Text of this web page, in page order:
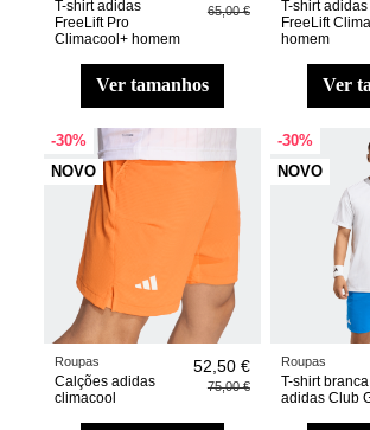
T-shirt adidas
FreeLift Pro
Climacool+ homem
65,00 €
ver tamanhos
T-shirt adidas
FreeLift
homem
ver
-30%
NOVO
Roupas
Calções adidas
climacool
52,50 €
75,00 €
-30%
NOVO
Roupas
T-shirt branca
adidas Club